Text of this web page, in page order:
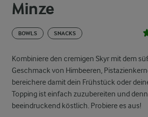
Minze
BOWLS SNACKS
Kombiniere den cremigen Skyr mit dem
Geschmack von Himbeeren,
bereichere damit dein Frühstück oder
Topping ist einfach zuzubereiten und
beeindruckend köstlich. Probiere es aus!